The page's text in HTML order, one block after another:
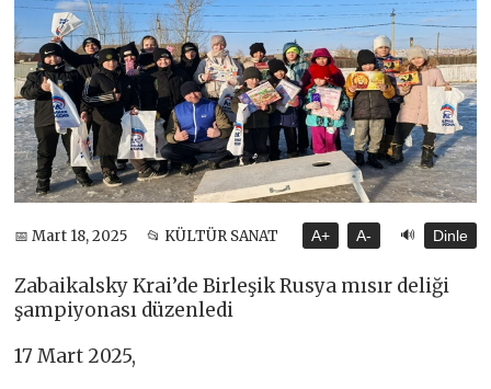
📅 Mart 18, 2025 📂 KÜLTÜR SANAT A+ A- 🔊 Dinle
Zabaikalsky Krai’de Birleşik Rusya mısır deliği
şampiyonası düzenledi
17 Mart 2025,